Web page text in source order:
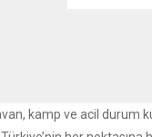
kamp ve acil durum